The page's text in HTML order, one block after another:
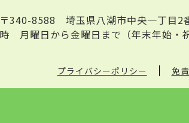
〒340-8588 埼玉県八潮市中央一丁目2
月曜日から金曜日まで（年末年始
プライバシーポリシー 免